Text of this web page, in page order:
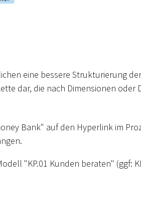
eine bessere Strukturierung
dar, die nach Dimensionen oder
Bank" auf den Hyperlink im
"KP.01 Kunden beraten" (ggf: